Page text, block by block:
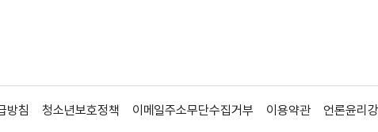
방침 청소년보호정책 이메일주소무단수집거부 이용약관 언론윤리